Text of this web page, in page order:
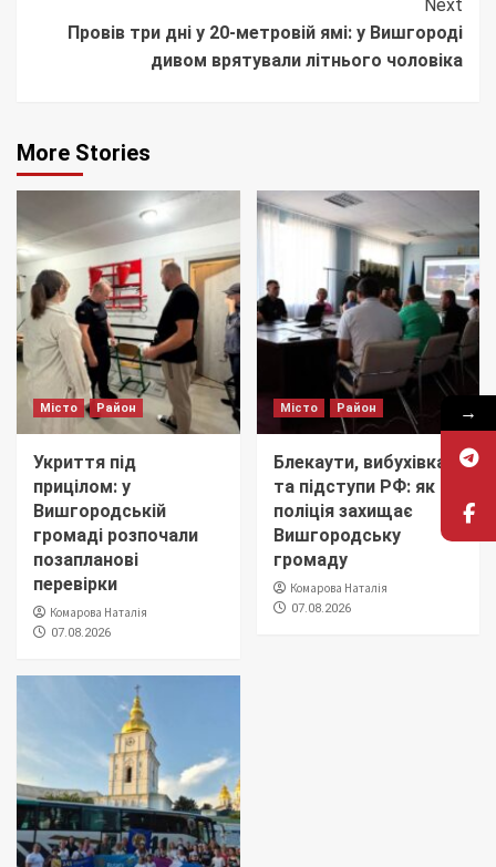
Next
Провів три дні у 20-метровій ямі: у Вишгороді
дивом врятували літнього чоловіка
More Stories
Місто Район
Укриття під
прицілом: у
Вишгородській
громаді розпочали
позапланові
перевірки
Комарова Наталія
07.08.2026
Місто Район
Блекаути, вибухівка
та підступи РФ: як
поліція захищає
Вишгородську
громаду
Комарова Наталія
07.08.2026
→